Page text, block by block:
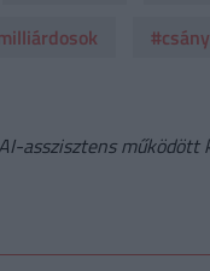
asszisztens